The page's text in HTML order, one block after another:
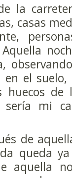
la
casas
en el
huecos de
mi
de
queda
aquella